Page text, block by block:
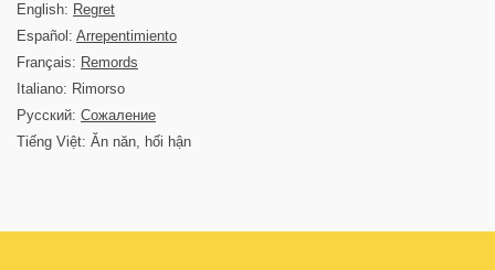
English: Regret
Español: Arrepentimiento
Français: Remords
Italiano: Rimorso
Русский: Сожаление
Tiếng Việt: Ăn năn, hối hận